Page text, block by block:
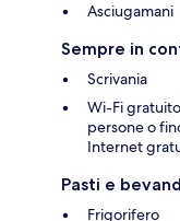
Asciugamani
Sempre in
Scrivania
Wi-Fi
persone o
Internet
Pasti e
Frigorifero